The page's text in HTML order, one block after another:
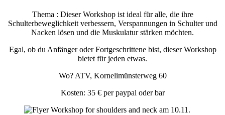
Thema : Dieser Workshop ist ideal für alle, die ihre
Schulterbeweglichkeit verbessern, Verspannungen in Schulter und
Nacken lösen und die Muskulatur stärken möchten.
Egal, ob du Anfänger oder Fortgeschrittene bist, dieser Workshop
bietet für jeden etwas.
Wo? ATV, Kornelimünsterweg 60
Kosten: 35 € per paypal oder bar